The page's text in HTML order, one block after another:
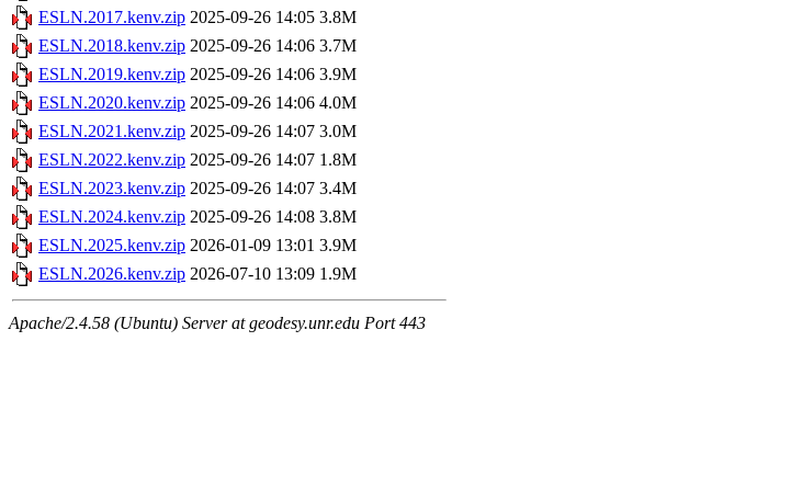
ESLN.2017.kenv.zip 2025-09-26 14:05 3.8M
ESLN.2018.kenv.zip 2025-09-26 14:06 3.7M
ESLN.2019.kenv.zip 2025-09-26 14:06 3.9M
ESLN.2020.kenv.zip 2025-09-26 14:06 4.0M
ESLN.2021.kenv.zip 2025-09-26 14:07 3.0M
ESLN.2022.kenv.zip 2025-09-26 14:07 1.8M
ESLN.2023.kenv.zip 2025-09-26 14:07 3.4M
ESLN.2024.kenv.zip 2025-09-26 14:08 3.8M
ESLN.2025.kenv.zip 2026-01-09 13:01 3.9M
ESLN.2026.kenv.zip 2026-07-10 13:09 1.9M
Apache/2.4.58 (Ubuntu) Server at geodesy.unr.edu Port 443